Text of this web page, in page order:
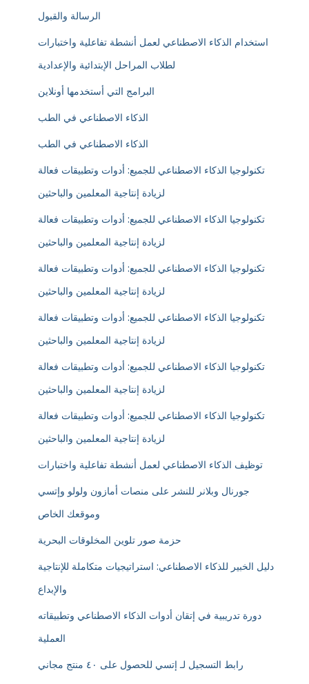
الرسالة والقبول
استخدام الذكاء الاصطناعي لعمل أنشطة تفاعلية واختبارات
لطلاب المراحل الإبتدائية والإعدادية
البرامج التي أستخدمها أونلاين
الذكاء الاصطناعي في الطب
الذكاء الاصطناعي في الطب
تكنولوجيا الذكاء الاصطناعي للجميع: أدوات وتطبيقات فعالة
لزيادة إنتاجية المعلمين والباحثين
تكنولوجيا الذكاء الاصطناعي للجميع: أدوات وتطبيقات فعالة
لزيادة إنتاجية المعلمين والباحثين
تكنولوجيا الذكاء الاصطناعي للجميع: أدوات وتطبيقات فعالة
لزيادة إنتاجية المعلمين والباحثين
تكنولوجيا الذكاء الاصطناعي للجميع: أدوات وتطبيقات فعالة
لزيادة إنتاجية المعلمين والباحثين
تكنولوجيا الذكاء الاصطناعي للجميع: أدوات وتطبيقات فعالة
لزيادة إنتاجية المعلمين والباحثين
تكنولوجيا الذكاء الاصطناعي للجميع: أدوات وتطبيقات فعالة
لزيادة إنتاجية المعلمين والباحثين
توظيف الذكاء الاصطناعي لعمل أنشطة تفاعلية واختبارات
جورنال وبلانر للنشر على منصات أمازون ولولو وإتسي
وموقعك الخاص
حزمة صور تلوين المخلوقات البحرية
دليل الخبير للذكاء الاصطناعي: استراتيجيات متكاملة للإنتاجية
والإبداع
دورة تدريبية في إتقان أدوات الذكاء الاصطناعي وتطبيقاته
العملية
رابط التسجيل لـ إتسي للحصول على ٤٠ منتج مجاني